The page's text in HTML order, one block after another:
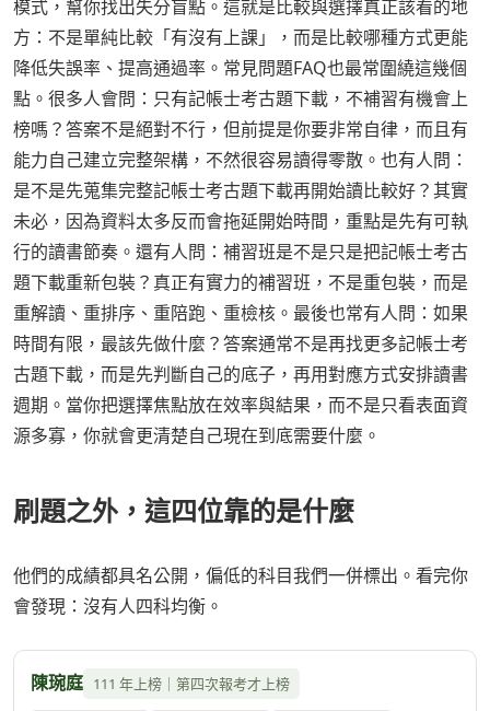
模式，幫你找出失分盲點。這就是比較與選擇真正該看的地
方：不是單純比較「有沒有上課」，而是比較哪種方式更能
降低失誤率、提高通過率。常見問題FAQ也最常圍繞這幾個
點。很多人會問：只有記帳士考古題下載，不補習有機會上
榜嗎？答案不是絕對不行，但前提是你要非常自律，而且有
能力自己建立完整架構，不然很容易讀得零散。也有人問：
是不是先蒐集完整記帳士考古題下載再開始讀比較好？其實
未必，因為資料太多反而會拖延開始時間，重點是先有可執
行的讀書節奏。還有人問：補習班是不是只是把記帳士考古
題下載重新包裝？真正有實力的補習班，不是重包裝，而是
重解讀、重排序、重陪跑、重檢核。最後也常有人問：如果
時間有限，最該先做什麼？答案通常不是再找更多記帳士考
古題下載，而是先判斷自己的底子，再用對應方式安排讀書
週期。當你把選擇焦點放在效率與結果，而不是只看表面資
源多寡，你就會更清楚自己現在到底需要什麼。
刷題之外，這四位靠的是什麼
他們的成績都具名公開，偏低的科目我們一併標出。看完你
會發現：沒有人四科均衡。
陳琬庭 111 年上榜｜第四次報考才上榜